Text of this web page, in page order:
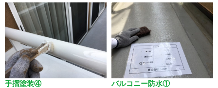
手摺塗装④ バルコニー防水①